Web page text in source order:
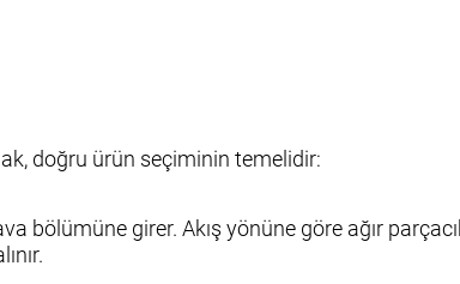
doğru ürün seçiminin temelidir:
bölümüne girer. Akış yönüne göre ağır